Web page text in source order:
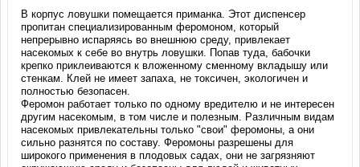
В корпус ловушки помещается приманка. Этот диспенсер
пропитан специализированным феромоном, который
непрерывно испаряясь во внешнюю среду, привлекает
насекомых к себе во внутрь ловушки. Попав туда, бабочки
крепко приклеиваются к вложенному сменному вкладышу или
стенкам. Клей не имеет запаха, не токсичен, экологичен и
полностью безопасен.
Феромон работает только по одному вредителю и не интересен
другим насекомым, в том числе и полезным. Различным видам
насекомых привлекательны только "свои" феромоны, а они
сильно разнятся по составу. Феромоны разрешены для
широкого применения в плодовых садах, они не загрязняют